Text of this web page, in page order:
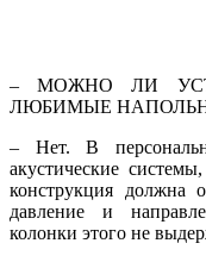
– МОЖНО ЛИ
ЛЮБИМЫЕ
– Нет. В
акустические
конструкция должна
давление и
колонки этого не